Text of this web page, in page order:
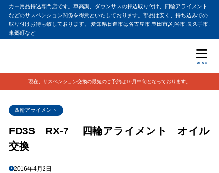
カー用品持込専門店です。車高調、ダウンサスの持込取り付け、四輪アライメント
などのサスペンション関係を得意といたしております。部品は安く、持ち込みでの
取り付けお待ち致しております。 愛知県日進市は名古屋市,豊田市,刈谷市,長久手市,
東郷町など
MENU
現在、サスペンション交換の最短のご予約は10月中旬となっております。
四輪アライメント
FD3S RX-7 四輪アライメント オイル
交換
2016年4月2日